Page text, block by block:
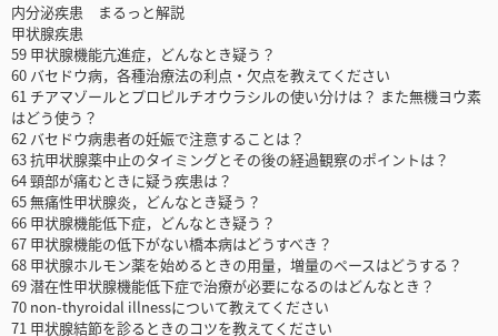
内分泌疾患 まるっと解説
甲状腺疾患
59 甲状腺機能亢進症，どんなとき疑う？
60 バセドウ病，各種治療法の利点・欠点を教えてください
61 チアマゾールとプロピルチオウラシルの使い分けは？ また無機ヨウ素
はどう使う？
62 バセドウ病患者の妊娠で注意することは？
63 抗甲状腺薬中止のタイミングとその後の経過観察のポイントは？
64 頸部が痛むときに疑う疾患は？
65 無痛性甲状腺炎，どんなとき疑う？
66 甲状腺機能低下症，どんなとき疑う？
67 甲状腺機能の低下がない橋本病はどうすべき？
68 甲状腺ホルモン薬を始めるときの用量，増量のペースはどうする？
69 潜在性甲状腺機能低下症で治療が必要になるのはどんなとき？
70 non-thyroidal illnessについて教えてください
71 甲状腺結節を診るときのコツを教えてください